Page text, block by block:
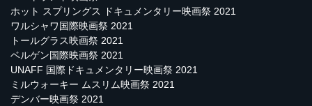
ホット スプリングス ドキュメンタリー映画祭 2021
ワルシャワ国際映画祭 2021
トールグラス映画祭 2021
ベルゲン国際映画祭 2021
UNAFF 国際ドキュメンタリー映画祭 2021
ミルウォーキー ムスリム映画祭 2021
デンバー映画祭 2021